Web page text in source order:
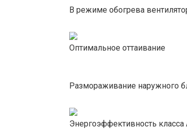
В режиме обогрева
Оптимальное оттаивание
Размораживание наружного
Энергоэффективность класса